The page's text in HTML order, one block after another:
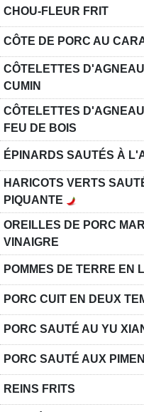
CHOU-FLEUR FRIT
CÔTE DE PORC AU
CÔTELETTES
CUMIN
CÔTELETTES
FEU DE BOIS
ÉPINARDS SAUTÉS À
HARICOTS VERTS
PIQUANTE
OREILLES DE PORC
VINAIGRE
POMMES DE TERRE EN
PORC CUIT EN DEUX
PORC SAUTÉ AU YU
PORC SAUTÉ AUX
REINS FRITS